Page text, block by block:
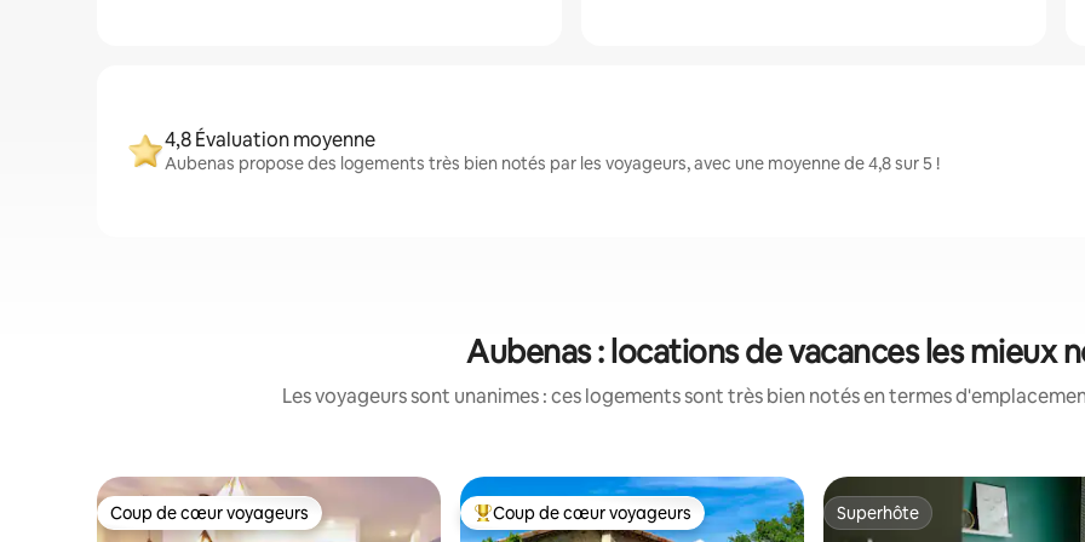
4,8 Évaluation moyenne
Aubenas propose des logements très bien notés par les voyageurs, avec une moyenne de 4,8 sur 5 !
Aubenas : locations de vacances les mieux
Les voyageurs sont unanimes : ces logements sont très bien notés en termes
Coup de cœur voyageurs
Coup de cœur voyageurs Coups de cœur voyageurs les plus appréciés
Coup de cœur voyageurs Superhôte
Superhôte